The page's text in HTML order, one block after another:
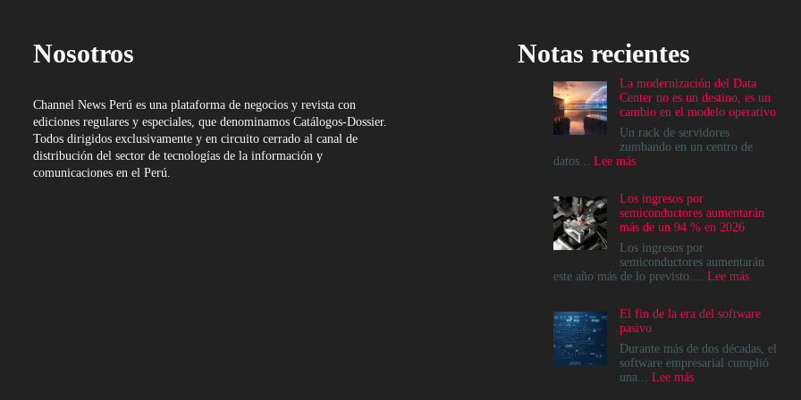
Nosotros
Channel News Perú es una plataforma de negocios y revista con
ediciones regulares y especiales, que denominamos Catálogos-Dossier.
Todos dirigidos exclusivamente y en circuito cerrado al canal de
distribución del sector de tecnologías de la información y
comunicaciones en el Perú.
Notas recientes
La modernización del Data
Center no es un destino, es un
cambio en el modelo operativo
Un rack de servidores
zumbando en un centro de
datos... Lee más:
del
Data
Center
no
es
un
un
cambio
en
el
modelo
Los ingresos por
semiconductores aumentarán
más de un 94 % en 2026
Los ingresos por
semiconductores aumentarán
este año más de lo previsto.... Lee más:
por
aumentarán
más
El fin de la era del software
pasivo
Durante más de dos décadas, el
software empresarial cumplió
una... Lee más: